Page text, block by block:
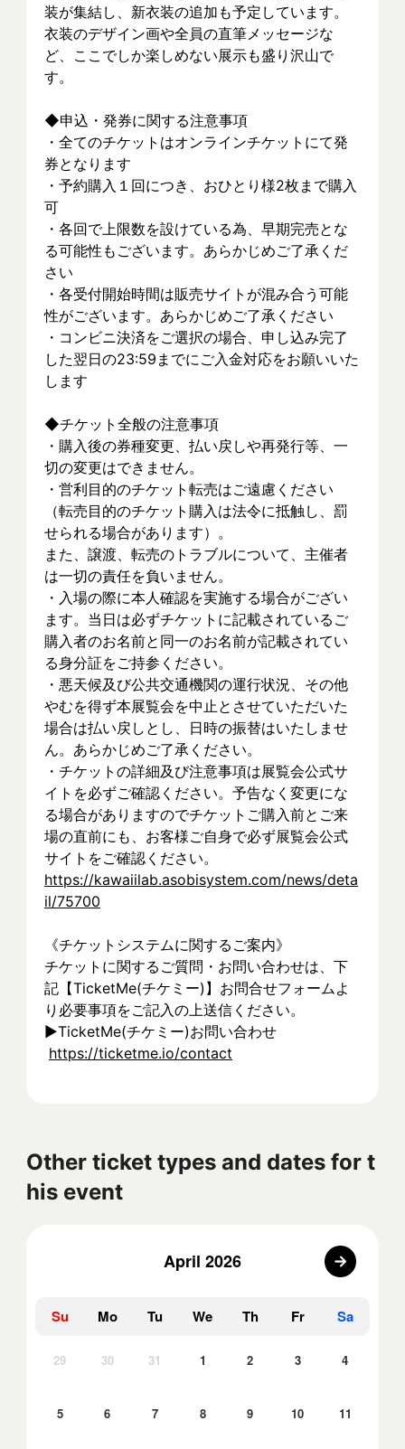
装が集結し、新⾐装の追加も予定しています。
衣装のデザイン画や全員の直筆メッセージな
ど、ここでしか楽しめない展示も盛り沢山で
す。
◆申込・発券に関する注意事項
・全てのチケットはオンラインチケットにて発
券となります
・予約購入１回につき、おひとり様2枚まで購入
可
・各回で上限数を設けている為、早期完売とな
る可能性もございます。あらかじめご了承くだ
さい
・各受付開始時間は販売サイトが混み合う可能
性がございます。あらかじめご了承ください
・コンビニ決済をご選択の場合、申し込み完了
した翌日の23:59までにご入金対応をお願いいた
します
◆チケット全般の注意事項
・購入後の券種変更、払い戻しや再発行等、一
切の変更はできません。
・営利目的のチケット転売はご遠慮ください
（転売目的のチケット購入は法令に抵触し、罰
せられる場合があります）。
また、譲渡、転売のトラブルについて、主催者
は一切の責任を負いません。
・入場の際に本人確認を実施する場合がござい
ます。当日は必ずチケットに記載されているご
購入者のお名前と同一のお名前が記載されてい
る身分証をご持参ください。
・悪天候及び公共交通機関の運行状況、その他
やむを得ず本展覧会を中止とさせていただいた
場合は払い戻しとし、日時の振替はいたしませ
ん。あらかじめご了承ください。
・チケットの詳細及び注意事項は展覧会公式サ
イトを必ずご確認ください。予告なく変更にな
る場合がありますのでチケットご購入前とご来
場の直前にも、お客様ご自身で必ず展覧会公式
サイトをご確認ください。
https://kawaiilab.asobisystem.com/news/deta
il/75700
《チケットシステムに関するご案内》
チケットに関するご質問・お問い合わせは、下
記【TicketMe(チケミー)】お問合せフォームよ
り必要事項をご記入の上送信ください。
▶︎TicketMe(チケミー)お問い合わせ
https://ticketme.io/contact
Other ticket types and dates for t
his event
April 2026
Su Mo Tu We Th Fr Sa
29 30 31 1 2 3 4
5 6 7 8 9 10 11